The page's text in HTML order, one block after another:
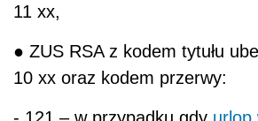
11 xx,
● ZUS RSA z kodem tytułu
10 xx oraz kodem przerwy: